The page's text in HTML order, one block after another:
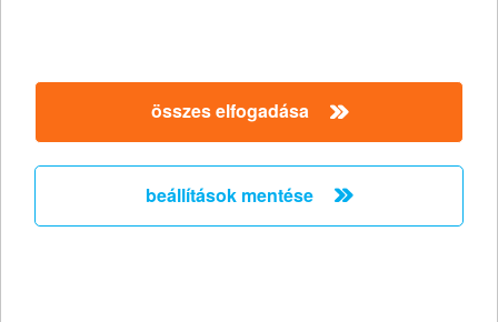
összes elfogadása
beállítások mentése